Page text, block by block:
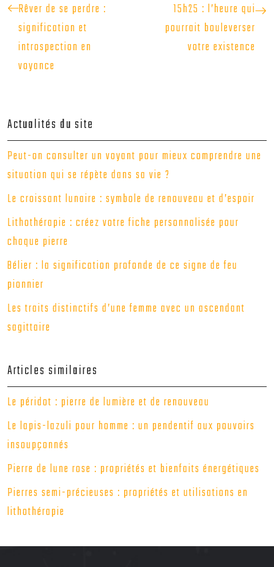
Rêver de se perdre :
signification et
introspection en
voyance
15h25 : l’heure qui
pourrait bouleverser
votre existence
Actualités du site
Peut-on consulter un voyant pour mieux comprendre une
situation qui se répète dans sa vie ?
Le croissant lunaire : symbole de renouveau et d’espoir
Lithothérapie : créez votre fiche personnalisée pour
chaque pierre
Bélier : la signification profonde de ce signe de feu
pionnier
Les traits distinctifs d’une femme avec un ascendant
sagittaire
Articles similaires
Le péridot : pierre de lumière et de renouveau
Le lapis-lazuli pour homme : un pendentif aux pouvoirs
insoupçonnés
Pierre de lune rose : propriétés et bienfaits énergétiques
Pierres semi-précieuses : propriétés et utilisations en
lithothérapie